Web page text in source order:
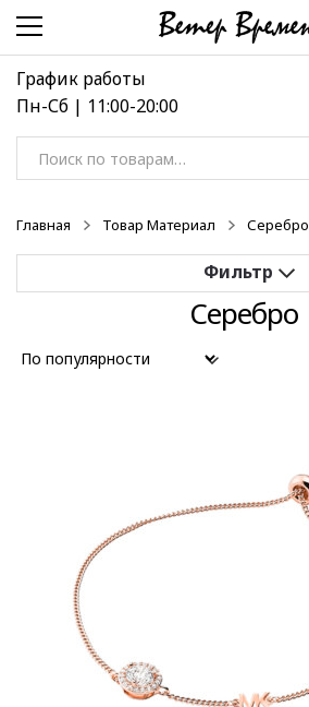
Перейти
навигации
Перейти
содержимому
График работы
Пн-Сб | 11:00-20:00
Искать:
Главная Товар Материал Серебро
Женские(21)
Категории
Украшения Michael Kors
Michael Kors(21)
Серебро